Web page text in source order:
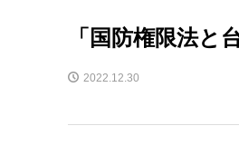
「国防権限法
2022.12.30